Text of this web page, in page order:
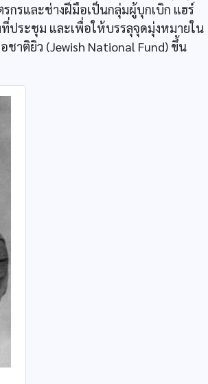
กรและช่างฝีมือเป็นกลุ่มผู้บุกเบิก แฮร์
ประชุม และเพื่อให้บรรลุจุดมุ่งหมายใน
าติยิว (Jewish National Fund) ขึ้น